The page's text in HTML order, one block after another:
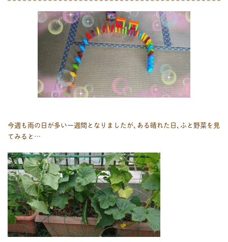
今週も雨の日が多い一週間となりましたが､ある晴れた日､ふと野菜を見
てみると…